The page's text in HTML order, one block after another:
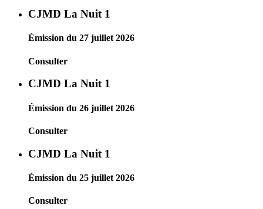
CJMD La Nuit 1
Émission du 27 juillet 2026
Consulter
CJMD La Nuit 1
Émission du 26 juillet 2026
Consulter
CJMD La Nuit 1
Émission du 25 juillet 2026
Consulter